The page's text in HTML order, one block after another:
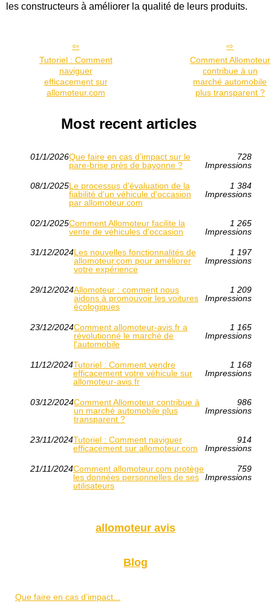
les constructeurs à améliorer la qualité de leurs produits.
Tutoriel : Comment
naviguer
efficacement sur
allomoteur.com
Comment Allomoteur
contribue à un
marché automobile
plus transparent ?
Most recent articles
01/1/2026Que faire en cas d’impact sur le
pare-brise près de bayonne ?
728
Impressions
08/1/2025Le processus d'évaluation de la
fiabilité d'un véhicule d'occasion
par allomoteur.com
1 384
Impressions
02/1/2025Comment Allomoteur facilite la
vente de véhicules d'occasion
1 265
Impressions
31/12/2024Les nouvelles fonctionnalités de
allomoteur.com pour améliorer
votre expérience
1 197
Impressions
29/12/2024Allomoteur : comment nous
aidons à promouvoir les voitures
écologiques
1 209
Impressions
23/12/2024Comment allomoteur-avis.fr a
révolutionné le marché de
l'automobile
1 165
Impressions
11/12/2024Tutoriel : Comment vendre
efficacement votre véhicule sur
allomoteur-avis.fr
1 168
Impressions
03/12/2024Comment Allomoteur contribue à
un marché automobile plus
transparent ?
986
Impressions
23/11/2024Tutoriel : Comment naviguer
efficacement sur allomoteur.com
914
Impressions
21/11/2024Comment allomoteur.com protège
les données personnelles de ses
utilisateurs
759
Impressions
allomoteur avis
Blog
Que faire en cas d’impact...